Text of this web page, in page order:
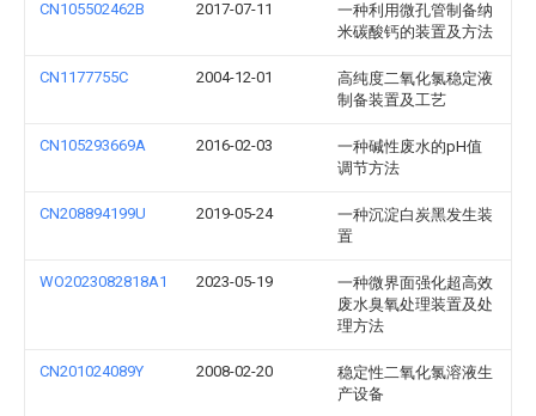
CN105502462B 2017-07-11
一种利用微孔管制备纳
米碳酸钙的装置及方法
CN1177755C 2004-12-01
高纯度二氧化氯稳定液
制备装置及工艺
CN105293669A 2016-02-03
一种碱性废水的pH值
调节方法
CN208894199U 2019-05-24
一种沉淀白炭黑发生装
置
WO2023082818A1 2023-05-19
一种微界面强化超高效
废水臭氧处理装置及处
理方法
CN201024089Y 2008-02-20
稳定性二氧化氯溶液生
产设备